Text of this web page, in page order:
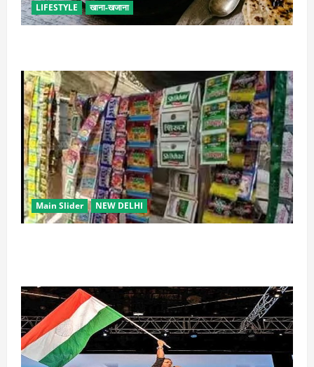
LIFESTYLE खाना-खजाना
Main Slider NEW DELHI